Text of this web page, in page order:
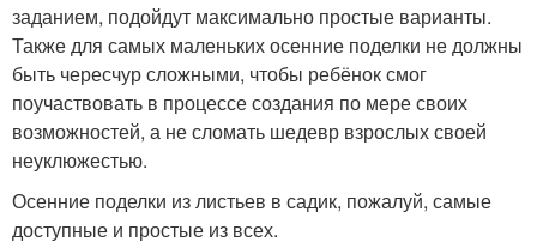
заданием, подойдут максимально простые варианты.
Также для самых маленьких осенние поделки не должны
быть чересчур сложными, чтобы ребёнок смог
поучаствовать в процессе создания по мере своих
возможностей, а не сломать шедевр взрослых своей
неуклюжестью.
Осенние поделки из листьев в садик, пожалуй, самые
доступные и простые из всех.